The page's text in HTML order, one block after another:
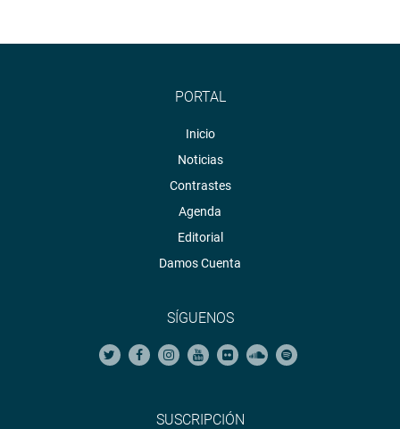
PORTAL
Inicio
Noticias
Contrastes
Agenda
Editorial
Damos Cuenta
SÍGUENOS
SUSCRIPCIÓN